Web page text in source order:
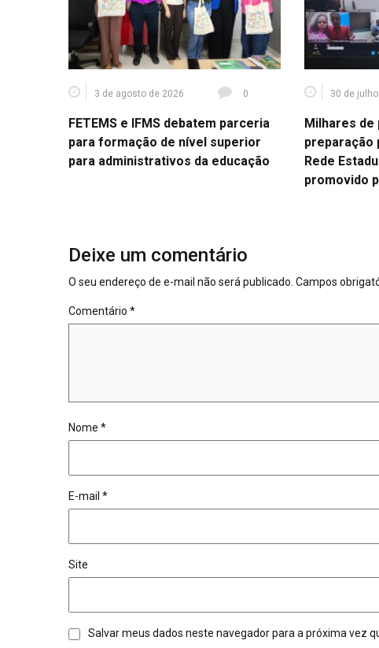
3 de agosto de 2026 0
FETEMS e IFMS debatem parceria
para formação de nível superior
para administrativos da educação
30 de
Milhares
preparação
Rede
promovido
Deixe um comentário
O seu endereço de e-mail não será publicado. Campos
Comentário *
Nome *
E-mail *
Site
Salvar meus dados neste navegador para a próxima vez